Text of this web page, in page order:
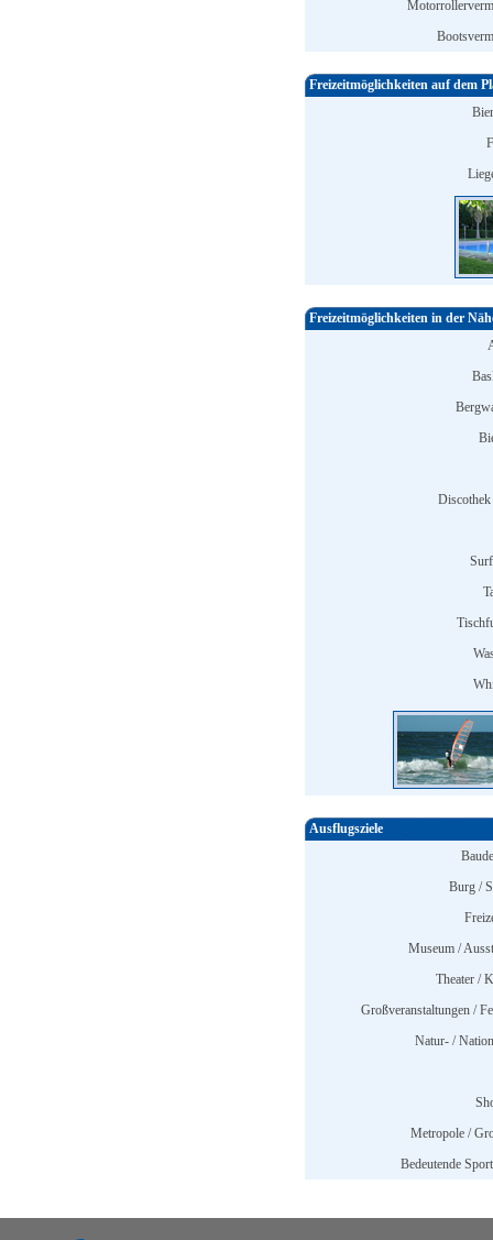
Freizeitmöglichkeiten auf dem
Freizeitmöglichkeiten in der
Ausflugsziele
Burg /
Museum /
Theater /
Großveranstaltungen /
Natur- /
Metropole /
Bedeutende